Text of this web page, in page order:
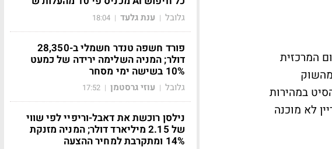
המרכזית
של אודיטי היא “בפער גדול” השחקנית המרכזית בתחום היופי בארה"ב, עם יותר מ-50% מהשוק
במהירות
לא מוכנה
גלובל | ענת גלעד |
18:04
פורד חשפה טנדר חשמלי ב-28,350
דולר; המניה השלימה ירידה של כמעט
10% בשישה ימי מסחר
גלובל | עוזי גרסטמן |
17:52
נילסן רוכשת את דאבל-וריפיי לפי שווי
של 2.15 מיליארד דולר; המניה מזנקת
14% ומתקרבת למחיר ההצעה